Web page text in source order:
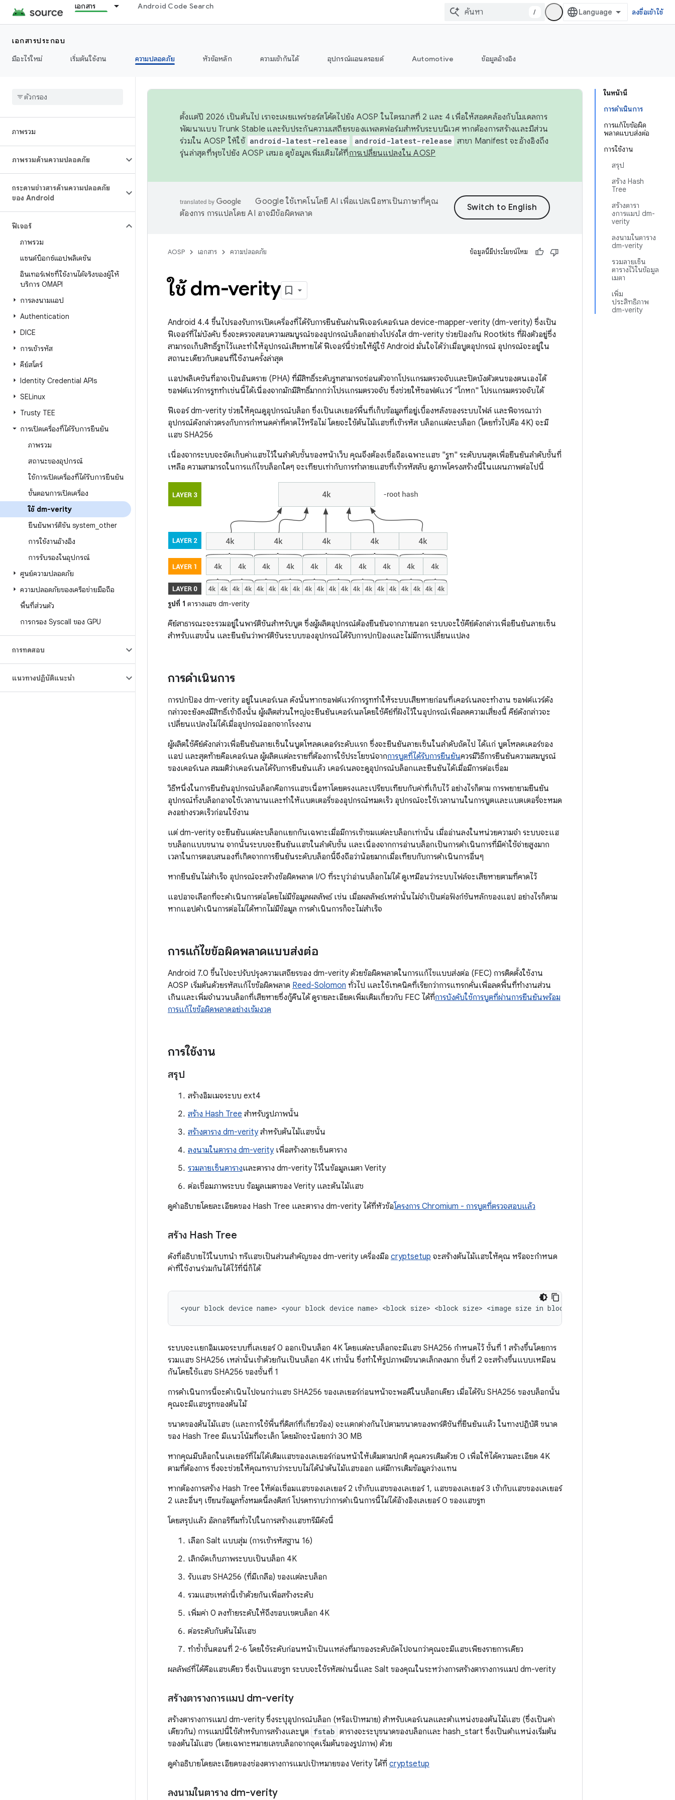
เอกสาร Android Code Search
/ ลงชื่อเข้าใช้
เอกสารประกอบ
มีอะไรใหม่
เริ่มต้นใช้งาน ความปลอดภัย หัวข้อหลัก ความเข้ากันได้ อุปกรณ์แอนดรอยด์ Automotive ข้อมูลอ้างอิง
ภาพรวม
ภาพรวมด้านความปลอดภัย
กระดานข่าวสารด้านความปลอดภัย
ของ Android
ฟีเจอร์
ภาพรวม
แซนด์บ็อกซ์แอปพลิเคชัน
อินเทอร์เฟซที่ใช้งานได้จริงของผู้ให้
บริการ OMAPI
การลงนามแอป
Authentication
DICE
การเข้ารหัส
คีย์สโตร์
Identity Credential APIs
SELinux
Trusty TEE
การเปิดเครื่องที่ได้รับการยืนยัน
ภาพรวม
สถานะของอุปกรณ์
ใช้การเปิดเครื่องที่ได้รับการยืนยัน
ขั้นตอนการเปิดเครื่อง
ใช้ dm-verity
ยืนยันพาร์ติชัน system other
การใช้งานอ้างอิง
การรับรองในอุปกรณ์
ศูนย์ความปลอดภัย
ความปลอดภัยของเครือข่ายมือถือ
พื้นที่ส่วนตัว
การกรอง Syscall ของ GPU
การทดสอบ
แนวทางปฏิบัติแนะนำ
ในหน้านี้
การดำเนินการ
การแก้ไขข้อผิด
พลาดแบบส่งต่อ
การใช้งาน
สรุป
สร้าง Hash
Tree
สร้างตารา
งการแมป dm-
verity
ลงนามในตาราง
dm-verity
รวมลายเซ็น
ตารางไว้ในข้อมูล
เมตา
เพิ่ม
ประสิทธิภาพ
dm-verity
ตั้งแต่ปี 2026 เป็นต้นไป เราจะเผยแพร่ซอร์สโค้ดไปยัง AOSP ในไตรมาสที่ 2 และ 4 เพื่อให้สอดคล้องกับโมเดลการ
พัฒนาแบบ Trunk Stable และรับประกันความเสถียรของแพลตฟอร์มสำหรับระบบนิเวศ หากต้องการสร้างและมีส่วน
ร่วมใน AOSP ให้ใช้ android-latest-release android-latest-release สาขา Manifest จะอ้างอิงถึง
รุ่นล่าสุดที่พุชไปยัง AOSP เสมอ ดูข้อมูลเพิ่มเติมได้ที่การเปลี่ยนแปลงใน AOSP
Google ใช้เทคโนโลยี AI เพื่อแปลเนื้อหาเป็นภาษาที่คุณ
ต้องการ การแปลโดย AI อาจมีข้อผิดพลาด
AOSP เอกสาร ความปลอดภัย ข้อมูลนี้มีประโยชน์ไหม
ใช้ dm-verity
Android 4.4 ขึ้นไปรองรับการเปิดเครื่องที่ได้รับการยืนยันผ่านฟีเจอร์เคอร์เนล device-mapper-verity (dm-verity) ซึ่งเป็น
ฟีเจอร์ที่ไม่บังคับ ซึ่งจะตรวจสอบความสมบูรณ์ของอุปกรณ์บล็อกอย่างโปร่งใส dm-verity ช่วยป้องกัน Rootkits ที่ฝังตัวอยู่ซึ่ง
สามารถเก็บสิทธิ์รูทไว้และทำให้อุปกรณ์เสียหายได้ ฟีเจอร์นี้ช่วยให้ผู้ใช้ Android มั่นใจได้ว่าเมื่อบูตอุปกรณ์ อุปกรณ์จะอยู่ใน
สถานะเดียวกับตอนที่ใช้งานครั้งล่าสุด
แอปพลิเคชันที่อาจเป็นอันตราย (PHA) ที่มีสิทธิ์ระดับรูทสามารถซ่อนตัวจากโปรแกรมตรวจจับและปิดบังตัวตนของตนเองได้
ซอฟต์แวร์การรูททําเช่นนี้ได้เนื่องจากมักมีสิทธิ์มากกว่าโปรแกรมตรวจจับ ซึ่งช่วยให้ซอฟต์แวร์ "โกหก" โปรแกรมตรวจจับได้
ฟีเจอร์ dm-verity ช่วยให้คุณดูอุปกรณ์บล็อก ซึ่งเป็นเลเยอร์พื้นที่เก็บข้อมูลที่อยู่เบื้องหลังของระบบไฟล์ และพิจารณาว่า
อุปกรณ์ดังกล่าวตรงกับการกำหนดค่าที่คาดไว้หรือไม่ โดยจะใช้ต้นไม้แฮชที่เข้ารหัส บล็อกแต่ละบล็อก (โดยทั่วไปคือ 4K) จะมี
แฮช SHA256
เนื่องจากระบบจะจัดเก็บค่าแฮชไว้ในลําดับชั้นของหน้าเว็บ คุณจึงต้องเชื่อถือเฉพาะแฮช "รูท" ระดับบนสุดเพื่อยืนยันลําดับชั้นที่
เหลือ ความสามารถในการแก้ไขบล็อกใดๆ จะเทียบเท่ากับการทำลายแฮชที่เข้ารหัสลับ ดูภาพโครงสร้างนี้ในแผนภาพต่อไปนี้
รูปที่ 1 ตารางแฮช dm-verity
คีย์สาธารณะจะรวมอยู่ในพาร์ติชันสำหรับบูต ซึ่งผู้ผลิตอุปกรณ์ต้องยืนยันจากภายนอก ระบบจะใช้คีย์ดังกล่าวเพื่อยืนยันลายเซ็น
สำหรับแฮชนั้น และยืนยันว่าพาร์ติชันระบบของอุปกรณ์ได้รับการปกป้องและไม่มีการเปลี่ยนแปลง
การดำเนินการ
การปกป้อง dm-verity อยู่ในเคอร์เนล ดังนั้นหากซอฟต์แวร์การรูททำให้ระบบเสียหายก่อนที่เคอร์เนลจะทำงาน ซอฟต์แวร์ดัง
กล่าวจะยังคงมีสิทธิ์เข้าถึงนั้น ผู้ผลิตส่วนใหญ่จะยืนยันเคอร์เนลโดยใช้คีย์ที่ฝังไว้ในอุปกรณ์เพื่อลดความเสี่ยงนี้ คีย์ดังกล่าวจะ
เปลี่ยนแปลงไม่ได้เมื่ออุปกรณ์ออกจากโรงงาน
ผู้ผลิตใช้คีย์ดังกล่าวเพื่อยืนยันลายเซ็นในบูตโหลดเดอร์ระดับแรก ซึ่งจะยืนยันลายเซ็นในลำดับถัดไป ได้แก่ บูตโหลดเดอร์ของ
แอป และสุดท้ายคือเคอร์เนล ผู้ผลิตแต่ละรายที่ต้องการใช้ประโยชน์จากการบูตที่ได้รับการยืนยันควรมีวิธีการยืนยันความสมบูรณ์
ของเคอร์เนล สมมติว่าเคอร์เนลได้รับการยืนยันแล้ว เคอร์เนลจะดูอุปกรณ์บล็อกและยืนยันได้เมื่อมีการต่อเชื่อม
วิธีหนึ่งในการยืนยันอุปกรณ์บล็อกคือการแฮชเนื้อหาโดยตรงและเปรียบเทียบกับค่าที่เก็บไว้ อย่างไรก็ตาม การพยายามยืนยัน
อุปกรณ์ทั้งบล็อกอาจใช้เวลานานและทำให้แบตเตอรี่ของอุปกรณ์หมดเร็ว อุปกรณ์จะใช้เวลานานในการบูตและแบตเตอรี่จะหมด
ลงอย่างรวดเร็วก่อนใช้งาน
แต่ dm-verity จะยืนยันแต่ละบล็อกแยกกันเฉพาะเมื่อมีการเข้าชมแต่ละบล็อกเท่านั้น เมื่ออ่านลงในหน่วยความจํา ระบบจะแฮ
ชบล็อกแบบขนาน จากนั้นระบบจะยืนยันแฮชในลําดับชั้น และเนื่องจากการอ่านบล็อกเป็นการดำเนินการที่มีค่าใช้จ่ายสูงมาก
เวลาในการตอบสนองที่เกิดจากการยืนยันระดับบล็อกนี้จึงถือว่าน้อยมากเมื่อเทียบกับการดำเนินการอื่นๆ
หากยืนยันไม่สำเร็จ อุปกรณ์จะสร้างข้อผิดพลาด I/O ที่ระบุว่าอ่านบล็อกไม่ได้ ดูเหมือนว่าระบบไฟล์จะเสียหายตามที่คาดไว้
แอปอาจเลือกที่จะดำเนินการต่อโดยไม่มีข้อมูลผลลัพธ์ เช่น เมื่อผลลัพธ์เหล่านั้นไม่จำเป็นต่อฟังก์ชันหลักของแอป อย่างไรก็ตาม
หากแอปดำเนินการต่อไม่ได้หากไม่มีข้อมูล การดำเนินการก็จะไม่สำเร็จ
การแก้ไขข้อผิดพลาดแบบส่งต่อ
Android 7.0 ขึ้นไปจะปรับปรุงความเสถียรของ dm-verity ด้วยข้อผิดพลาดในการแก้ไขแบบส่งต่อ (FEC) การติดตั้งใช้งาน
AOSP เริ่มต้นด้วยรหัสแก้ไขข้อผิดพลาด Reed-Solomon ทั่วไป และใช้เทคนิคที่เรียกว่าการแทรกคั่นเพื่อลดพื้นที่ทำงานส่วน
เกินและเพิ่มจำนวนบล็อกที่เสียหายซึ่งกู้คืนได้ ดูรายละเอียดเพิ่มเติมเกี่ยวกับ FEC ได้ที่การบังคับใช้การบูตที่ผ่านการยืนยันพร้อม
การแก้ไขข้อผิดพลาดอย่างเข้มงวด
การใช้งาน
สรุป
สร้างอิมเมจระบบ ext4
สร้าง Hash Tree สำหรับรูปภาพนั้น
สร้างตาราง dm-verityสำหรับต้นไม้แฮชนั้น
ลงนามในตาราง dm-verityเพื่อสร้างลายเซ็นตาราง
รวมลายเซ็นตารางและตาราง dm-verity ไว้ในข้อมูลเมตา Verity
ต่อเชื่อมภาพระบบ ข้อมูลเมตาของ Verity และต้นไม้แฮช
ดูคำอธิบายโดยละเอียดของ Hash Tree และตาราง dm-verity ได้ที่หัวข้อโครงการ Chromium - การบูตที่ตรวจสอบแล้ว
สร้าง Hash Tree
ดังที่อธิบายไว้ในบทนำ ทรีแฮชเป็นส่วนสำคัญของ dm-verity เครื่องมือ cryptsetup จะสร้างต้นไม้แฮชให้คุณ หรือจะกำหนด
ค่าที่ใช้งานร่วมกันได้ไว้ที่นี่ก็ได้
ระบบจะแยกอิมเมจระบบที่เลเยอร์ 0 ออกเป็นบล็อก 4K โดยแต่ละบล็อกจะมีแฮช SHA256 กำหนดไว้ ชั้นที่ 1 สร้างขึ้นโดยการ
รวมแฮช SHA256 เหล่านั้นเข้าด้วยกันเป็นบล็อก 4K เท่านั้น ซึ่งทำให้รูปภาพมีขนาดเล็กลงมาก ชั้นที่ 2 จะสร้างขึ้นแบบเหมือน
กันโดยใช้แฮช SHA256 ของชั้นที่ 1
การดำเนินการนี้จะดำเนินไปจนกว่าแฮช SHA256 ของเลเยอร์ก่อนหน้าจะพอดีในบล็อกเดียว เมื่อได้รับ SHA256 ของบล็อกนั้น
คุณจะมีแฮชรูทของต้นไม้
ขนาดของต้นไม้แฮช (และการใช้พื้นที่ดิสก์ที่เกี่ยวข้อง) จะแตกต่างกันไปตามขนาดของพาร์ติชันที่ยืนยันแล้ว ในทางปฏิบัติ ขนาด
ของ Hash Tree มีแนวโน้มที่จะเล็ก โดยมักจะน้อยกว่า 30 MB
หากคุณมีบล็อกในเลเยอร์ที่ไม่ได้เติมแฮชของเลเยอร์ก่อนหน้าให้เต็มตามปกติ คุณควรเติมด้วย 0 เพื่อให้ได้ความละเอียด 4K
ตามที่ต้องการ ซึ่งจะช่วยให้คุณทราบว่าระบบไม่ได้นําต้นไม้แฮชออก แต่มีการเติมข้อมูลว่างแทน
หากต้องการสร้าง Hash Tree ให้ต่อเชื่อมแฮชของเลเยอร์ 2 เข้ากับแฮชของเลเยอร์ 1, แฮชของเลเยอร์ 3 เข้ากับแฮชของเลเยอร์
2 และอื่นๆ เขียนข้อมูลทั้งหมดนี้ลงดิสก์ โปรดทราบว่าการดำเนินการนี้ไม่ได้อ้างอิงเลเยอร์ 0 ของแฮชรูท
โดยสรุปแล้ว อัลกอริทึมทั่วไปในการสร้างแฮชทรีมีดังนี้
เลือก Salt แบบสุ่ม (การเข้ารหัสฐาน 16)
เลิกจัดเก็บภาพระบบเป็นบล็อก 4K
รับแฮช SHA256 (ที่มีเกลือ) ของแต่ละบล็อก
รวมแฮชเหล่านี้เข้าด้วยกันเพื่อสร้างระดับ
เพิ่มค่า 0 ลงท้ายระดับให้ถึงขอบเขตบล็อก 4K
ต่อระดับกับต้นไม้แฮช
ทำซ้ำขั้นตอนที่ 2-6 โดยใช้ระดับก่อนหน้าเป็นแหล่งที่มาของระดับถัดไปจนกว่าคุณจะมีแฮชเพียงรายการเดียว
ผลลัพธ์ที่ได้คือแฮชเดียว ซึ่งเป็นแฮชรูท ระบบจะใช้รหัสผ่านนี้และ Salt ของคุณในระหว่างการสร้างตารางการแมป dm-verity
สร้างตารางการแมป dm-verity
สร้างตารางการแมป dm-verity ซึ่งระบุอุปกรณ์บล็อก (หรือเป้าหมาย) สำหรับเคอร์เนลและตำแหน่งของต้นไม้แฮช (ซึ่งเป็นค่า
เดียวกัน) การแมปนี้ใช้สำหรับการสร้างและบูต fstab ตารางจะระบุขนาดของบล็อกและ hash_start ซึ่งเป็นตำแหน่งเริ่มต้น
ของต้นไม้แฮช (โดยเฉพาะหมายเลขบล็อกจากจุดเริ่มต้นของรูปภาพ) ด้วย
ดูคำอธิบายโดยละเอียดของช่องตารางการแมปเป้าหมายของ Verity ได้ที่ cryptsetup
ลงนามในตาราง dm-verity